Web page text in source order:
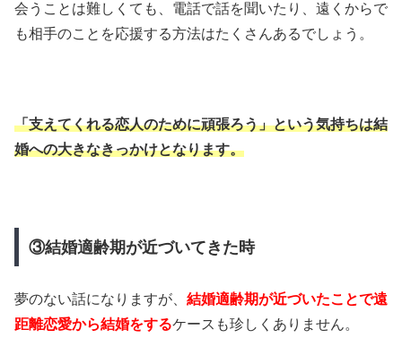
会うことは難しくても、電話で話を聞いたり、遠くからで
も相手のことを応援する方法はたくさんあるでしょう。
「支えてくれる恋人のために頑張ろう」という気持ちは結
婚への大きなきっかけとなります。
③結婚適齢期が近づいてきた時
夢のない話になりますが、 結婚適齢期が近づいたことで遠
距離恋愛から結婚をするケースも珍しくありません。